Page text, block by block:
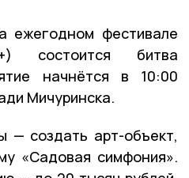
ежегодном фестивале
состоится битва
начнётся в 10:00
Мичуринска.
— создать арт-объект,
«Садовая симфония».